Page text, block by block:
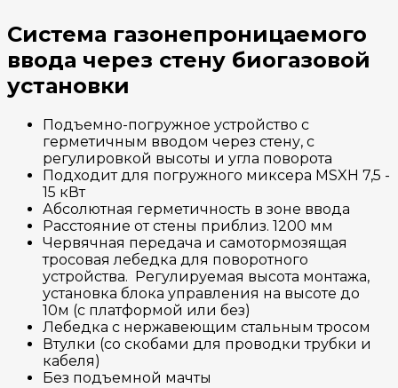
Система газонепроницаемого
ввода через стену биогазовой
установки
Подъемно-погружное устройство с
герметичным вводом через стену, с
регулировкой высоты и угла поворота
Подходит для погружного миксера MSXH 7,5 -
15 кВт
Абсолютная герметичность в зоне ввода
Расстояние от стены приблиз. 1200 мм
Червячная передача и самотормозящая
тросовая лебедка для поворотного
устройства. Регулируемая высота монтажа,
установка блока управления на высоте до
10м (с платформой или без)
Лебедка с нержавеющим стальным тросом
Втулки (со скобами для проводки трубки и
кабеля)
Без подъемной мачты